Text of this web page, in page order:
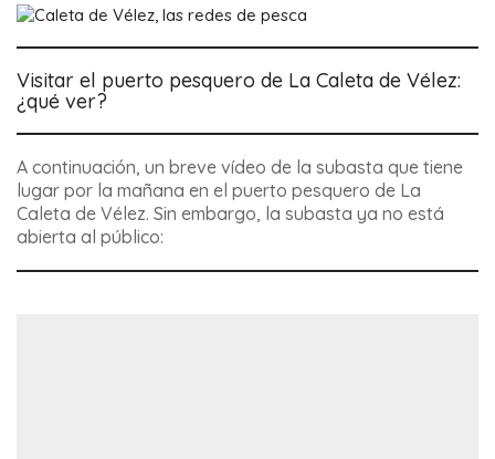
Visitar el puerto pesquero de La Caleta de Vélez:
¿qué ver?
A continuación, un breve vídeo de la subasta que tiene
lugar por la mañana en el puerto pesquero de La
Caleta de Vélez. Sin embargo, la subasta ya no está
abierta al público: